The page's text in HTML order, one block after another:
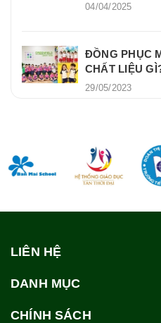
04/04/2025
ĐỒNG PHỤC
CHẤT LIỆU
29/05/2023
LIÊN HỆ
DANH MỤC
CHÍNH SÁCH